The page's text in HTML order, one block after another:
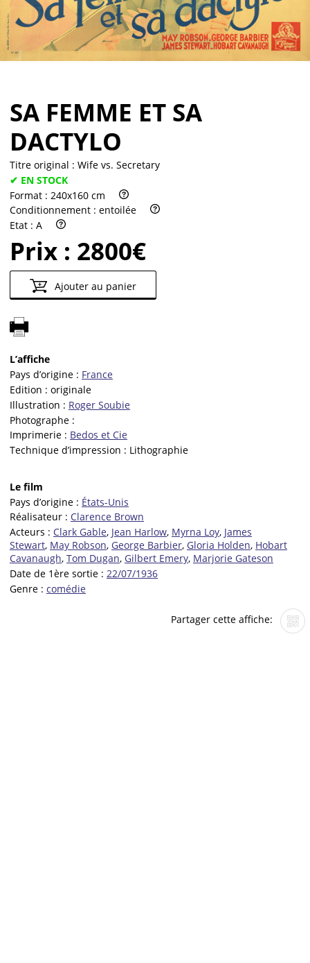
Vendre
SA FEMME ET SA
DACTYLO
Titre original : Wife vs. Secretary
✔ EN STOCK
Format : 240x160 cm
Conditionnement : entoilée
Etat : A
Prix : 2800€
Ajouter au panier
L’affiche
Pays d’origine : France
Edition : originale
Illustration : Roger Soubie
Photographe :
Imprimerie : Bedos et Cie
Technique d’impression : Lithographie
Le film
Pays d’origine : États-Unis
Réalisateur : Clarence Brown
Acteurs : Clark Gable, Jean Harlow, Myrna Loy, James
Stewart, May Robson, George Barbier, Gloria Holden, Hobart
Cavanaugh, Tom Dugan, Gilbert Emery, Marjorie Gateson
Date de 1ère sortie : 22/07/1936
Genre : comédie
Partager cette affiche: